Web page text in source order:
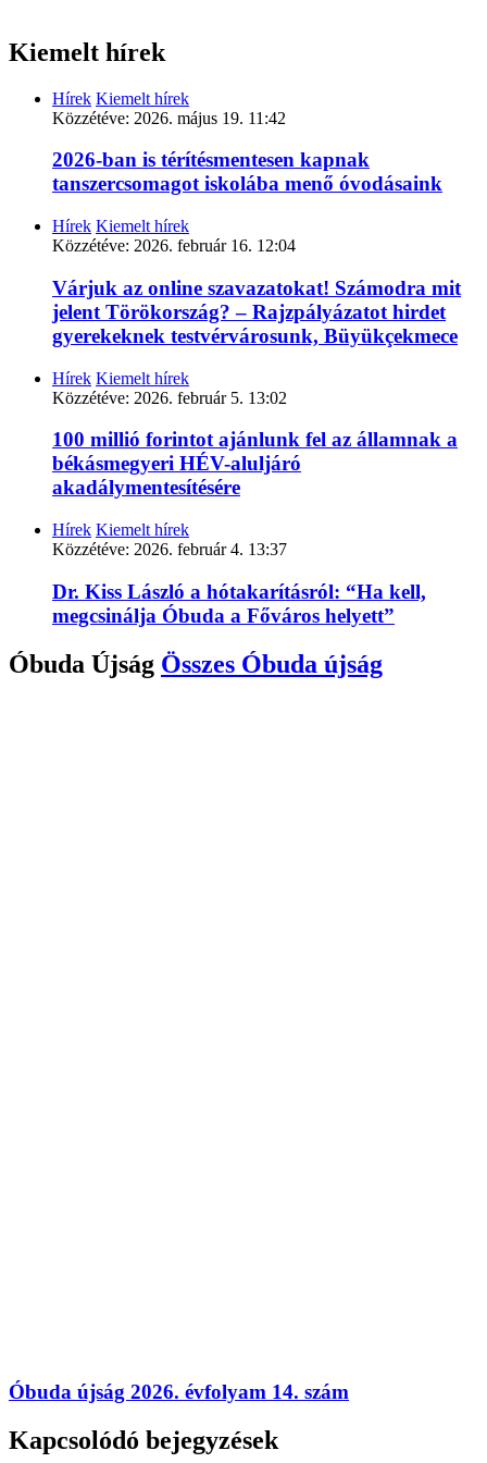
Kiemelt hírek
Hírek Kiemelt hírek
Közzétéve: 2026. május 19. 11:42
2026-ban is térítésmentesen kapnak
tanszercsomagot iskolába menő óvodásaink
Hírek Kiemelt hírek
Közzétéve: 2026. február 16. 12:04
Várjuk az online szavazatokat! Számodra mit
jelent Törökország? – Rajzpályázatot hirdet
gyerekeknek testvérvárosunk, Büyükçekmece
Hírek Kiemelt hírek
Közzétéve: 2026. február 5. 13:02
100 millió forintot ajánlunk fel az államnak a
békásmegyeri HÉV-aluljáró
akadálymentesítésére
Hírek Kiemelt hírek
Közzétéve: 2026. február 4. 13:37
Dr. Kiss László a hótakarításról: “Ha kell,
megcsinálja Óbuda a Főváros helyett”
Óbuda Újság Összes Óbuda újság
Óbuda újság 2026. évfolyam 14. szám
Kapcsolódó bejegyzések